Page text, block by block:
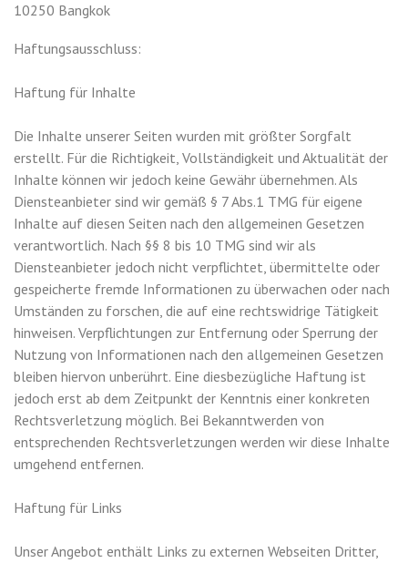
10250 Bangkok
Haftungsausschluss:
Haftung für Inhalte
Die Inhalte unserer Seiten wurden mit größter Sorgfalt
erstellt. Für die Richtigkeit, Vollständigkeit und Aktualität der
Inhalte können wir jedoch keine Gewähr übernehmen. Als
Diensteanbieter sind wir gemäß § 7 Abs.1 TMG für eigene
Inhalte auf diesen Seiten nach den allgemeinen Gesetzen
verantwortlich. Nach §§ 8 bis 10 TMG sind wir als
Diensteanbieter jedoch nicht verpflichtet, übermittelte oder
gespeicherte fremde Informationen zu überwachen oder nach
Umständen zu forschen, die auf eine rechtswidrige Tätigkeit
hinweisen. Verpflichtungen zur Entfernung oder Sperrung der
Nutzung von Informationen nach den allgemeinen Gesetzen
bleiben hiervon unberührt. Eine diesbezügliche Haftung ist
jedoch erst ab dem Zeitpunkt der Kenntnis einer konkreten
Rechtsverletzung möglich. Bei Bekanntwerden von
entsprechenden Rechtsverletzungen werden wir diese Inhalte
umgehend entfernen.
Haftung für Links
Unser Angebot enthält Links zu externen Webseiten Dritter,